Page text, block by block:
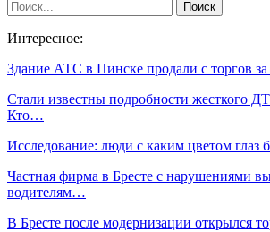
Интересное:
Здание АТС в Пинске продали с торгов
Стали известны подробности жесткого
Кто…
Исследование: люди с каким цветом
Частная фирма в Бресте с нарушениями
водителям…
В Бресте после модернизации открылся